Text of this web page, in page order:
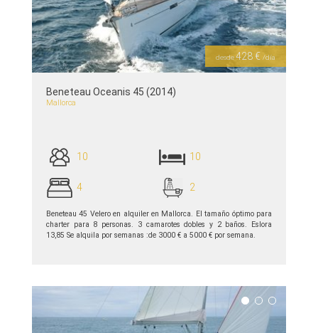
Previous Next
desde428 € /día
Beneteau Oceanis 45 (2014)
Mallorca
10 10
4 2
Beneteau 45 Velero en alquiler en Mallorca. El tamaño óptimo para
charter para 8 personas. 3 camarotes dobles y 2 baños. Eslora
13,85 Se alquila por semanas :de 3000 € a 5000 € por semana.
ver detalles >>